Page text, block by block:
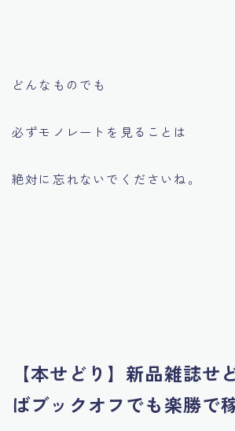
どんなものでも
必ずモノレートを見ることは
絶対に忘れないでくださいね。
【本せどり】新品雑誌せ
ばブックオフでも楽勝で